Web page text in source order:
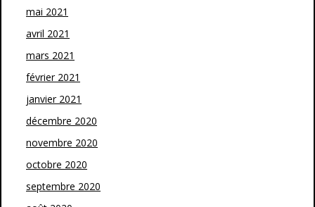
mai 2021
avril 2021
mars 2021
février 2021
janvier 2021
décembre 2020
novembre 2020
octobre 2020
septembre 2020